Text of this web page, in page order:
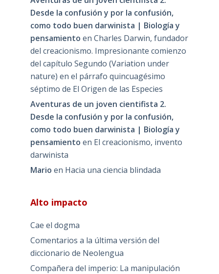
Desde la confusión y por la confusión,
como todo buen darwinista | Biología y
pensamiento en Charles Darwin, fundador
del creacionismo. Impresionante comienzo
del capítulo Segundo (Variation under
nature) en el párrafo quincuagésimo
séptimo de El Origen de las Especies
Aventuras de un joven cientifista 2.
Desde la confusión y por la confusión,
como todo buen darwinista | Biología y
pensamiento en El creacionismo, invento
darwinista
Mario en Hacia una ciencia blindada
Alto impacto
Cae el dogma
Comentarios a la última versión del
diccionario de Neolengua
Compañera del imperio: La manipulación